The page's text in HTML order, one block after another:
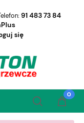
91 483 73 84
się